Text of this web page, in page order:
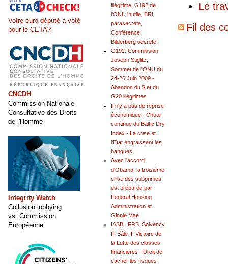
Le
Fil des
illégitime, G192 de
l'ONU inutile, BRI
parasecrète,
Conférence
Bilderberg secrète
G192: Commission
Joseph Stiglitz,
Sommet de l'ONU du
24-26 Juin 2009 -
Abandon du $ et du
G20 illégitimes
Il n'y a pas de reprise
économique - Chute
continue du Baltic Dry
Index - La crise et
l'Etat engraissent les
banques
Avec l'accord
d'Obama, la troisième
crise des subprimes
est préparée par
Federal Housing
Administration et
Ginnie Mae
IASB, IFRS, Solvency
II, Bâle II: Victoire de
la Lutte des classes
financières - Droit de
cacher les risques
Votre euro-député a voté
pour le CETA?
CNCDH
Commission Nationale
Consultative des Droits
de l'Homme
Integrity Watch
Collusion lobbying
vs. Commission
Européenne